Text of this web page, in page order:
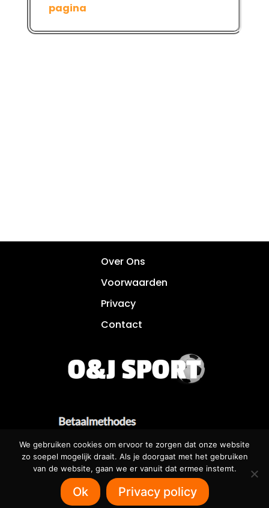
pagina
Over Ons
Voorwaarden
Privacy
Contact
Betaalbare websites voor iedereen! 🌐
SOFTRUNNER.NL 🌐
We gebruiken cookies om ervoor te zorgen dat onze website
zo soepel mogelijk draait. Als je doorgaat met het gebruiken
van de website, gaan we er vanuit dat ermee instemt.
Ok Privacy policy